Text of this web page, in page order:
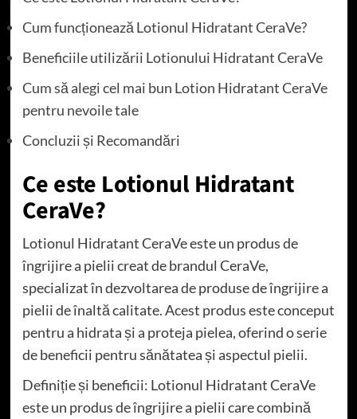
Cum funcționează Lotionul Hidratant CeraVe?
Beneficiile utilizării Lotionului Hidratant CeraVe
Cum să alegi cel mai bun Lotion Hidratant CeraVe
pentru nevoile tale
Concluzii și Recomandări
Ce este Lotionul Hidratant
CeraVe?
Lotionul Hidratant CeraVe este un produs de
îngrijire a pielii creat de brandul CeraVe,
specializat în dezvoltarea de produse de îngrijire a
pielii de înaltă calitate. Acest produs este conceput
pentru a hidrata și a proteja pielea, oferind o serie
de beneficii pentru sănătatea și aspectul pielii.
Definiție și beneficii: Lotionul Hidratant CeraVe
este un produs de îngrijire a pielii care combină